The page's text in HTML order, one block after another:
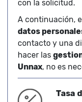
con la solicitud.
A continuación,
datos
contacto y una
hacer las
Unnax, no es
Tasa